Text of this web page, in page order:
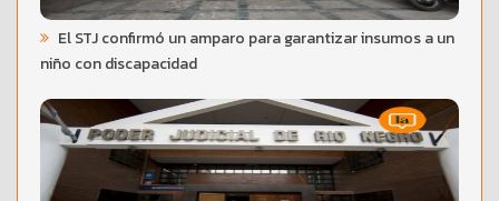
El STJ confirmó un amparo para garantizar insumos a un
niño con discapacidad